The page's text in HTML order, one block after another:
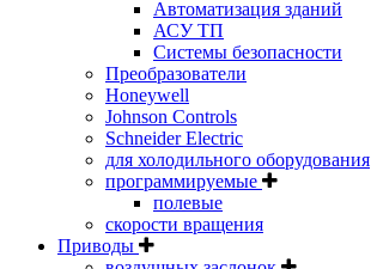
Автоматизация зданий
АСУ ТП
Системы безопасности
Преобразователи
Honeywell
Johnson Controls
Schneider Electric
для холодильного оборудования
программируемые
полевые
скорости вращения
Приводы